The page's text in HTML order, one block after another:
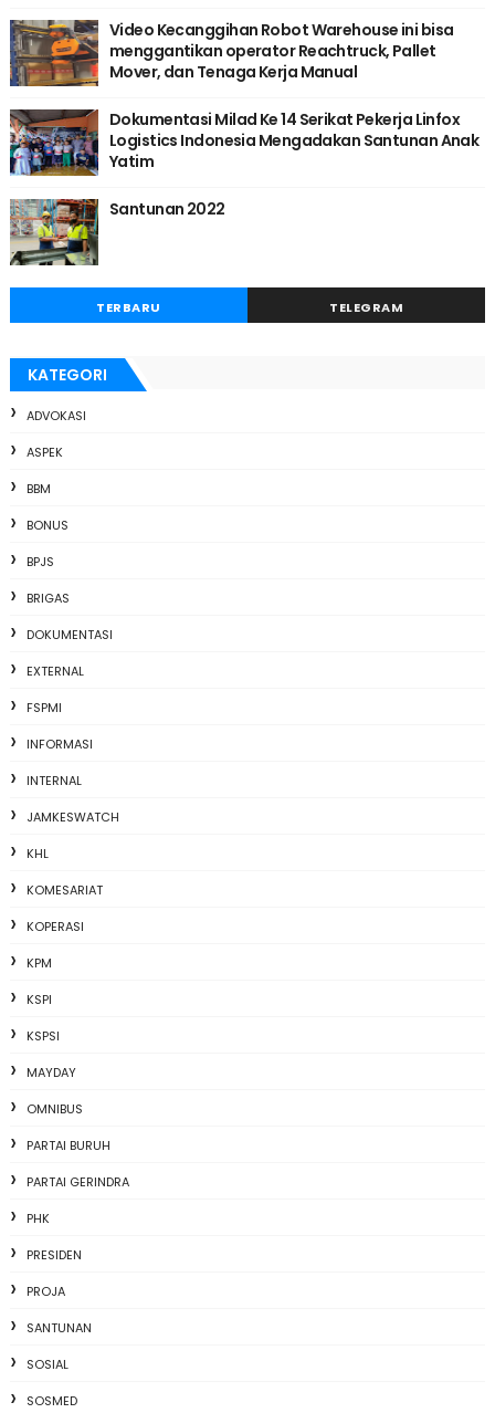
Video Kecanggihan Robot Warehouse ini bisa
menggantikan operator Reachtruck, Pallet
Mover, dan Tenaga Kerja Manual
Dokumentasi Milad Ke 14 Serikat Pekerja Linfox
Logistics Indonesia Mengadakan Santunan Anak
Yatim
Santunan 2022
TERBARU TELEGRAM
KATEGORI
ADVOKASI
ASPEK
BBM
BONUS
BPJS
BRIGAS
DOKUMENTASI
EXTERNAL
FSPMI
INFORMASI
INTERNAL
JAMKESWATCH
KHL
KOMESARIAT
KOPERASI
KPM
KSPI
KSPSI
MAYDAY
OMNIBUS
PARTAI BURUH
PARTAI GERINDRA
PHK
PRESIDEN
PROJA
SANTUNAN
SOSIAL
SOSMED